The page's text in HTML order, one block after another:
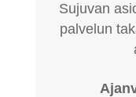
Sujuvan
palvelun